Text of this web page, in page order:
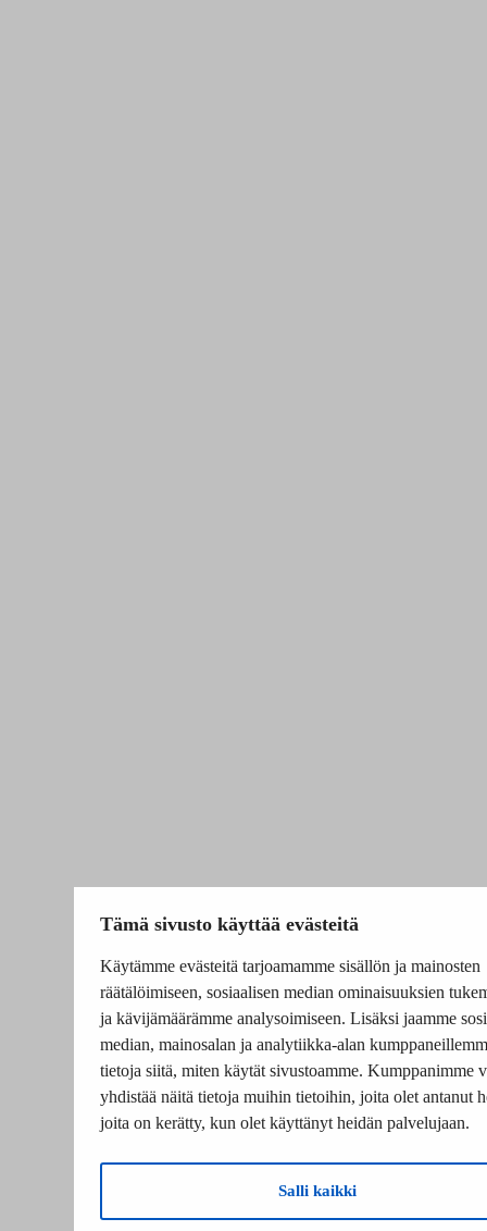
Tämä sivusto käyttää evästeitä
Käytämme evästeitä tarjoamamme sisällön ja mainosten
räätälöimiseen, sosiaalisen median ominaisuuksien
ja kävijämäärämme analysoimiseen. Lisäksi jaamme
median, mainosalan ja analytiikka-alan
tietoja siitä, miten käytät sivustoamme. Kumppanimme
yhdistää näitä tietoja muihin tietoihin, joita olet antanut
joita on kerätty, kun olet käyttänyt heidän palvelujaan.
Salli kaikki